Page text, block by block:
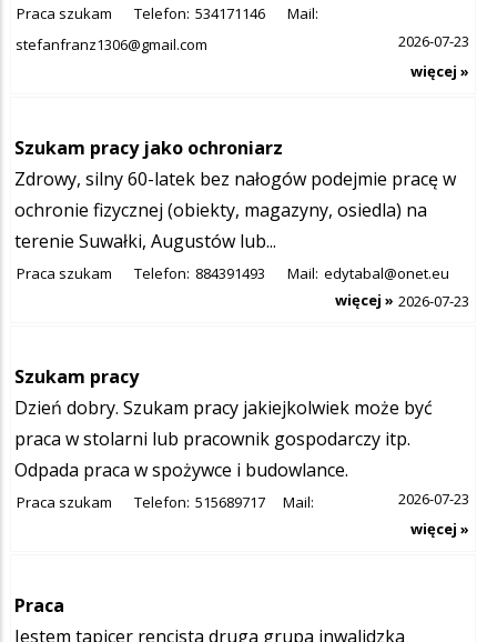
Praca szukam Telefon: 534171146
Mail:
stefanfranz1306@gmail.com
2026-07-23
więcej »
Szukam pracy jako ochroniarz
Zdrowy, silny 60-latek bez nałogów podejmie pracę w
ochronie fizycznej (obiekty, magazyny, osiedla) na
terenie Suwałki, Augustów lub...
Praca szukam Telefon: 884391493 Mail: edytabal@onet.eu
2026-07-23
więcej »
Szukam pracy
Dzień dobry. Szukam pracy jakiejkolwiek może być
praca w stolarni lub pracownik gospodarczy itp.
Odpada praca w spożywce i budowlance.
Praca szukam Telefon: 515689717 Mail:
2026-07-23
więcej »
Praca
Jestem tapicer rencista druga grupa inwalidzka